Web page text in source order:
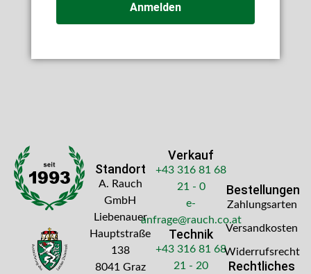
Anmelden
Standort
A. Rauch
GmbH
Liebenauer
Hauptstraße
138
8041 Graz
Verkauf
+43 316 81 68
21 - 0
e-
anfrage@rauch.co.at
Technik
+43 316 81 68
21 - 20
Bestellungen
Zahlungsarten
Versandkosten
Widerrufsrecht
Rechtliches